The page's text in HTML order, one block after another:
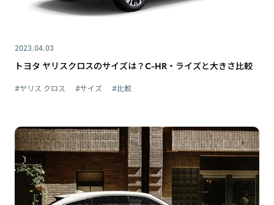
2023.04.03
トヨタ ヤリスクロスのサイズは？C-HR・ライズと大きさ比較
#ヤリス クロス #サイズ #比較